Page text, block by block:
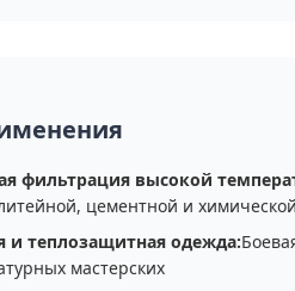
фильтрация высокой
цементной и
и теплозащитная одежда:
мастерских